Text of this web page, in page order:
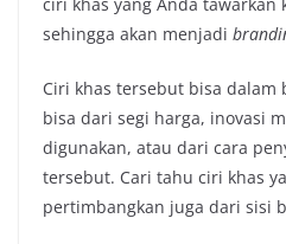
sehingga akan menjadi
Ciri khas tersebut bisa dalam
bisa dari segi harga, inovasi
digunakan, atau dari cara
tersebut. Cari tahu ciri khas
pertimbangkan juga dari sisi